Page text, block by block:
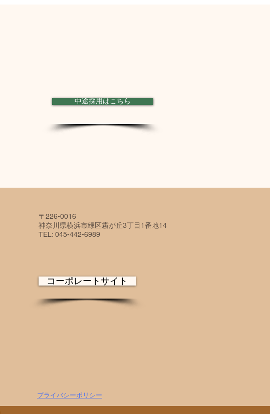
中途採用はこちら
〒226-0016
神奈川県横浜市緑区霧が丘3丁目1番地14
TEL: 045-442-6989
コーポレートサイト
プライバシーポリシー